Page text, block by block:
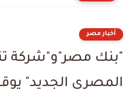
أخبار مصر
"بنك مصر"و"شركة
المصري الجديد"